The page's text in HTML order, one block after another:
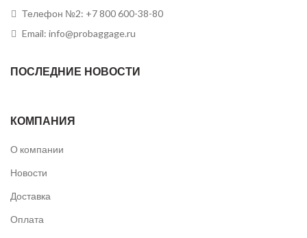
Телефон №2: +7 800 600-38-80
Email: info@probaggage.ru
ПОСЛЕДНИЕ НОВОСТИ
КОМПАНИЯ
О компании
Новости
Доставка
Оплата